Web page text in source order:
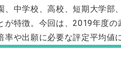
、中学校、高校、短期大学部
が特徴。今回は、2019年度
率や出願に必要な評定平均値